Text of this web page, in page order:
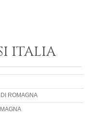
ITALIA
ROMAGNA